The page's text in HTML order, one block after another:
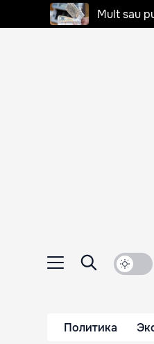
Mult sau
Политика